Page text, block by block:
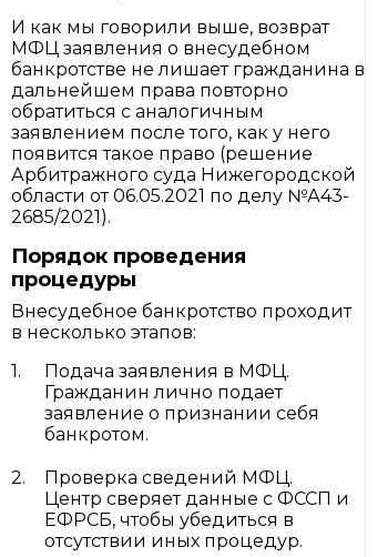
И как мы говорили выше, возврат
МФЦ заявления о внесудебном
банкротстве не лишает гражданина в
дальнейшем права повторно
обратиться с аналогичным
заявлением после того, как у него
появится такое право (решение
Арбитражного суда Нижегородской
области от 06.05.2021 по делу №А43-
2685/2021).
Порядок проведения
процедуры
Внесудебное банкротство проходит
в несколько этапов:
Подача заявления в МФЦ.
Гражданин лично подает
заявление о признании себя
банкротом.
Проверка сведений МФЦ.
Центр сверяет данные с ФССП и
ЕФРСБ, чтобы убедиться в
отсутствии иных процедур.